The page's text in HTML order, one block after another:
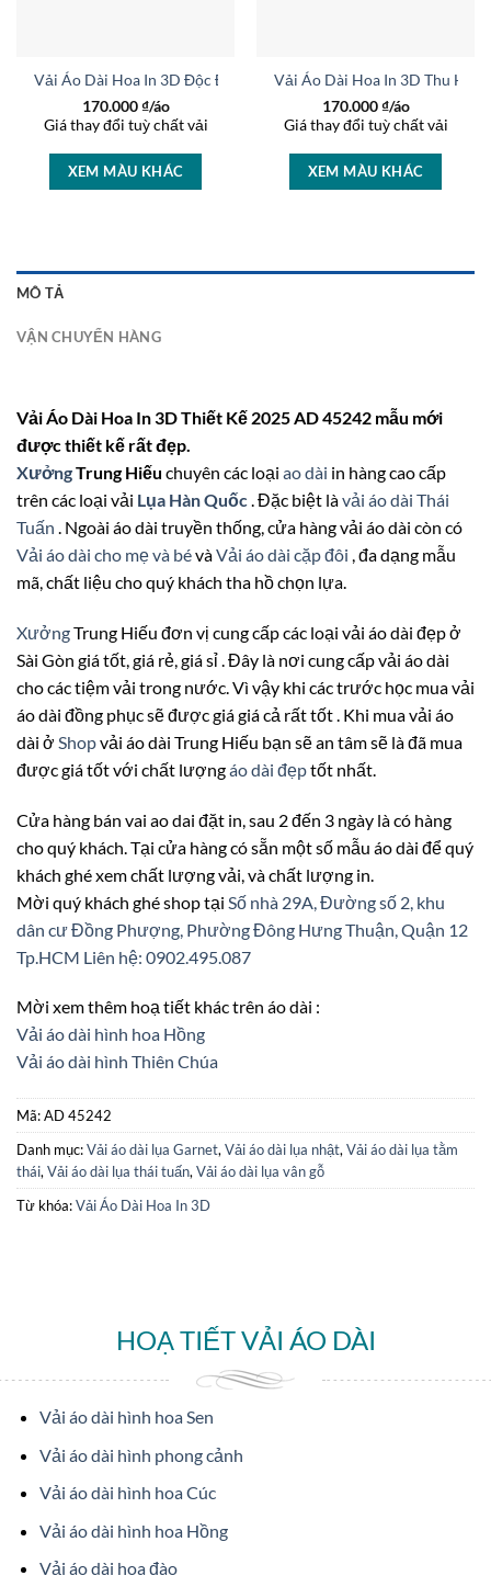
Vải Áo Dài Hoa In 3D Độc Đáo AD 37236
170.000₫/áo
Giá thay đổi tuỳ chất vải
XEM MÀU KHÁC
Vải Áo Dài Hoa In 3D Thu Hút
170.000₫/áo
Giá thay đổi tuỳ chất vải
XEM MÀU KHÁC
AD 46447
MÔ TẢ
VẬN CHUYỂN HÀNG
Vải Áo Dài Hoa In 3D Thiết Kế 2025 AD 45242 mẫu mới
được thiết kế rất đẹp.
XưởngTrung Hiếu chuyên các loại ao dài in hàng cao cấp
trên các loại vải Lụa Hàn Quốc. Đặc biệt làvải áo dài Thái
Tuấn . Ngoài áo dài truyền thống, cửa hàng vải áo dài còn có
Vải áo dài cho mẹ và bévàVải áo dài cặp đôi , đa dạng mẫu
mã, chất liệu cho quý khách tha hồ chọn lựa.
XưởngTrung Hiếu đơn vị cung cấp các loại vải áo dài đẹp ở
Sài Gòn giá tốt, giá rẻ, giá sỉ . Đây là nơi cung cấp vải áo dài
cho các tiệm vải trong nước. Vì vậy khi các trước học mua vải
áo dài đồng phục sẽ được giá giá cả rất tốt . Khi mua vải áo
dài ở Shopvải áo dài Trung Hiếu bạn sẽ an tâm sẽ là đã mua
được giá tốt với chất lượngáo dài đẹptốt nhất.
Cửa hàng bán vai ao dai đặt in, sau 2 đến 3 ngày là có hàng
cho quý khách. Tại cửa hàng có sẵn một số mẫu áo dài để quý
khách ghé xem chất lượng vải, và chất lượng in.
Mời quý khách ghé shop tại Số nhà 29A, Đường số 2, khu
dân cư Đồng Phượng, Phường Đông Hưng Thuận, Quận 12
Tp.HCM Liên hệ: 0902.495.087
Mời xem thêm hoạ tiết khác trên áo dài :
Vải áo dài hình hoa Hồng
Vải áo dài hình Thiên Chúa
Mã:AD 45242
Danh mục:Vải áo dài lụa Garnet, Vải áo dài lụa nhật, Vải áo dài lụa tằm
thái, Vải áo dài lụa thái tuấn, Vải áo dài lụa vân gỗ
Từ khóa:Vải Áo Dài Hoa In 3D
HOẠ TIẾT VẢI ÁO DÀI
Vải áo dài hình hoa Sen
Vải áo dài hình phong cảnh
Vải áo dài hình hoa Cúc
Vải áo dài hình hoa Hồng
Vải áo dài hoa đào